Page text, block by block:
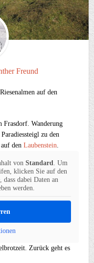
Freund
auf den
Frasdorf. Wanderung
zu den
auf denLaubenstein
von Standard
. Um
klicken Sie auf den
dabei Daten an
werden.
Zurück geht es